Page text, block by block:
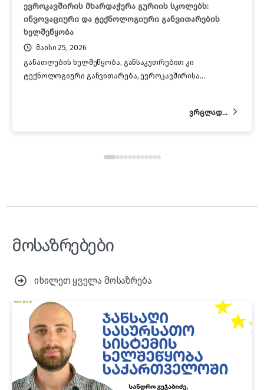
ევროკავშირის მხარდაჭერა გურიის სკოლებს:
ინვოვაციური და ტექნოლოგიური განვითარების
ხელშეწყობა
მაისი 25, 2026
განათლების ხელშეწყობა, განსაკუთრებით კი
ტექნოლოგიური განვითარება, ევროკავშირისა...
ვრცლად...
მოსაზრებები
იხილეთ ყველა მოსაზრება